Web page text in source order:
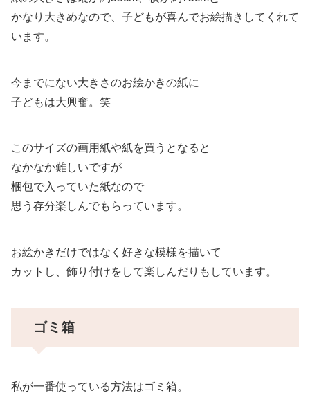
かなり大きめなので、子どもが喜んでお絵描きしてくれて
います。
今までにない大きさのお絵かきの紙に
子どもは大興奮。笑
このサイズの画用紙や紙を買うとなると
なかなか難しいですが
梱包で入っていた紙なので
思う存分楽しんでもらっています。
お絵かきだけではなく好きな模様を描いて
カットし、飾り付けをして楽しんだりもしています。
ゴミ箱
私が一番使っている方法はゴミ箱。